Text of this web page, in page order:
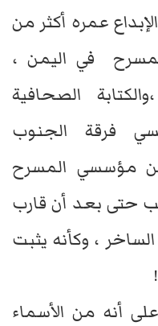
عمره أكثر من
في اليمن ،
الصحافية
فرقة الجنوب
1965، ثم من مؤسسي المسرح
يكتب حتى بعد أن قارب
، وكأنه يثبت
أنه من الأسماء